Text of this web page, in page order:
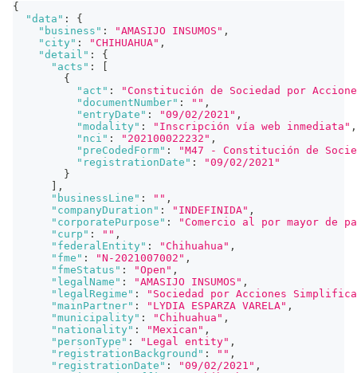
{
"data" :
{
"business" : "AMASIJO INSUMOS" ,
"city" : "CHIHUAHUA" ,
"detail" :
{
"acts" :
{
"act" :
"Constitución de Sociedad por
"documentNumber" : "" ,
"entryDate" : "09/02/2021" ,
"modality" : "Inscripción vía web inmediata" ,
"nci" : "202100022232" ,
"preCodedForm" :
"M47 - Constitución de
"registrationDate" :
"09/02/2021"
}
,
"businessLine" : "" ,
"companyDuration" : "INDEFINIDA" ,
"corporatePurpose" :
"Comercio al por mayor de
"curp" : "" ,
"federalEntity" : "Chihuahua" ,
"fme" : "N-2021007002" ,
"fmeStatus" : "Open" ,
"legalName" : "AMASIJO INSUMOS" ,
"legalRegime" :
"Sociedad por Acciones
"mainPartner" : "LYDIA ESPARZA VARELA" ,
"municipality" : "Chihuahua" ,
"nationality" : "Mexican" ,
"personType" : "Legal entity" ,
"registrationBackground" : "" ,
"registrationDate" : "09/02/2021" ,